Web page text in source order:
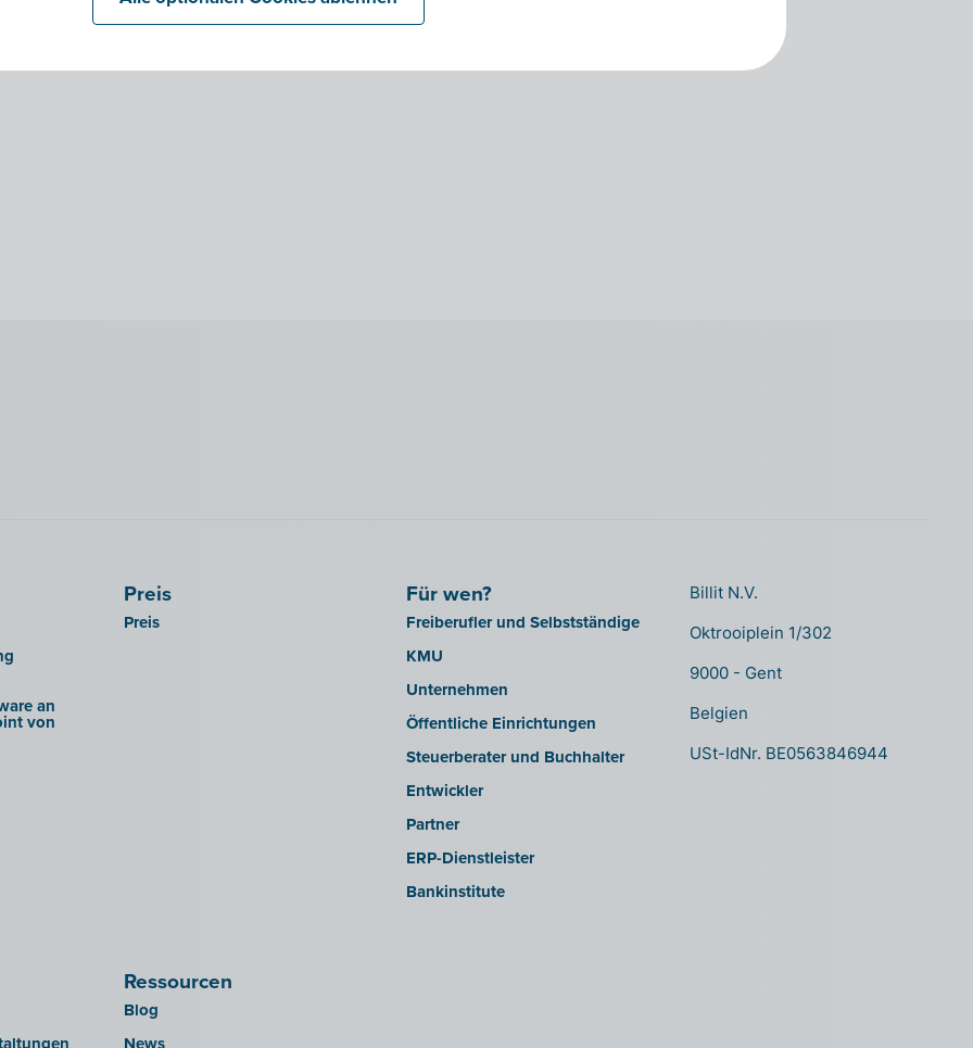
an
von
Preis
Preis
Für wen?
Freiberufler und Selbstständige
KMU
Unternehmen
Öffentliche Einrichtungen
Steuerberater und Buchhalter
Entwickler
Partner
ERP-Dienstleister
Bankinstitute
Ressourcen
Blog
Billit N.V.
Oktrooiplein 1/302
9000 - Gent
Belgien
USt-IdNr. BE0563846944